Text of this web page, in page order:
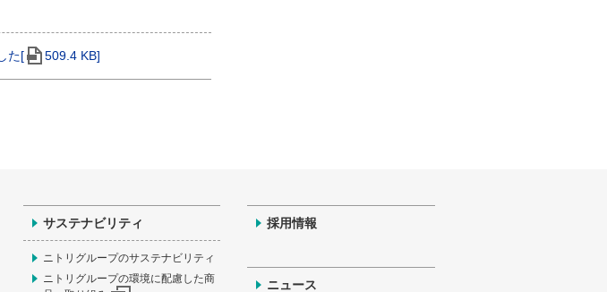
た[ 509.4 KB]
サステナビリティ
ニトリグループのサステナビリティ
ニトリグループの環境に配慮した商
採用情報
ニュース